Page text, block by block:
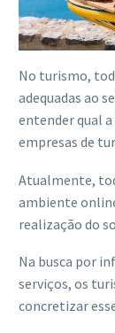
No turismo,
adequadas ao
entender qual
empresas de
Atualmente,
ambiente
realização do
Na busca por
serviços, os
concretizar